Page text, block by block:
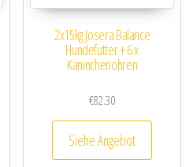
2x15kg Josera Balance
Hundefutter + 6 x
Kaninchenohren
€82.30
Siehe Angebot